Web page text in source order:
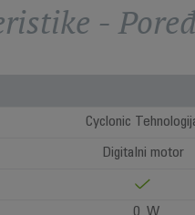
-
Cyclonic
Digitalni motor